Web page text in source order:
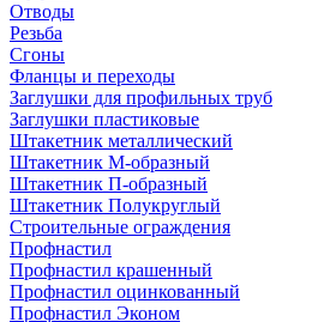
Отводы
Резьба
Сгоны
Фланцы и переходы
Заглушки для профильных труб
Заглушки пластиковые
Штакетник металлический
Штакетник М-образный
Штакетник П-образный
Штакетник Полукруглый
Строительные ограждения
Профнастил
Профнастил крашенный
Профнастил оцинкованный
Профнастил Эконом